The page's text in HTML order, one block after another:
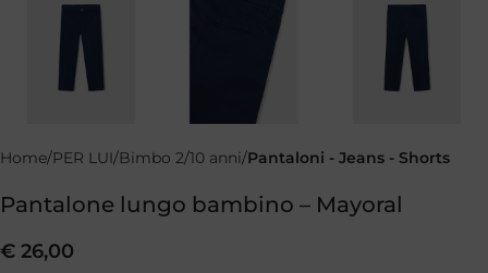
Home PER LUI Bimbo 2/10 anni Pantaloni - Jeans - Shorts
Pantalone lungo bambino – Mayoral
€ 26,00